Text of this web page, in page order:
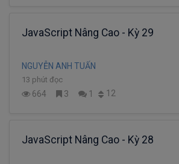
JavaScript Nâng Cao - Kỳ 29
NGUYỄN ANH TUẤN
13 phút đọc
664 3 1 12
JavaScript Nâng Cao - Kỳ 28